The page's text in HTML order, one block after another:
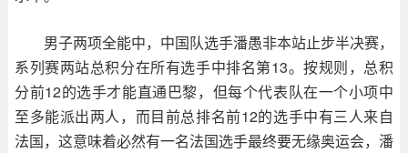
男子两项全能中，中国队选手潘愚非本站止步半决赛，
系列赛两站总积分在所有选手中排名第13。按规则，总积
分前12的选手才能直通巴黎，但每个代表队在一个小项中
至多能派出两人，而目前总排名前12的选手中有三人来自
法国，这意味着必然有一名法国选手最终要无缘奥运会，潘